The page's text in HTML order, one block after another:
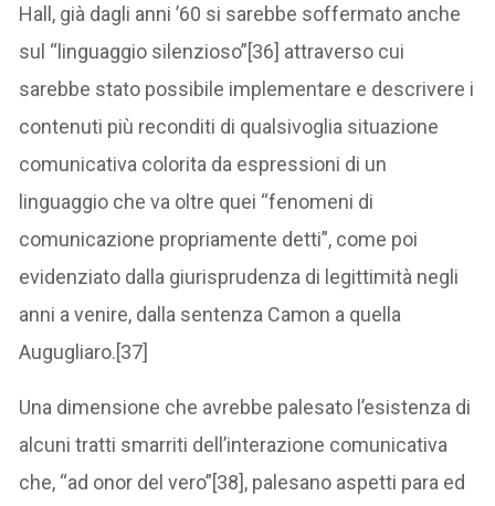
Hall, già dagli anni ’60 si sarebbe soffermato anche
sul “linguaggio silenzioso”[36] attraverso cui
sarebbe stato possibile implementare e descrivere i
contenuti più reconditi di qualsivoglia situazione
comunicativa colorita da espressioni di un
linguaggio che va oltre quei “fenomeni di
comunicazione propriamente detti”, come poi
evidenziato dalla giurisprudenza di legittimità negli
anni a venire, dalla sentenza Camon a quella
Augugliaro.[37]
Una dimensione che avrebbe palesato l’esistenza di
alcuni tratti smarriti dell’interazione comunicativa
che, “ad onor del vero”[38], palesano aspetti para ed